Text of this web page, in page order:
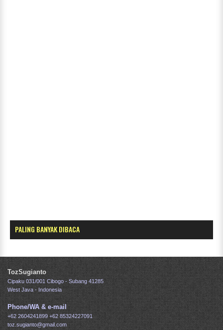
PALING BANYAK DIBACA
TozSugianto
Cipaku 031/001 Cibogo - Subang 41285
West Java - Indonesia
Phone/WA & e-mail
+62 2604241899+62 85324227091
toz.sugianto@gmail.com